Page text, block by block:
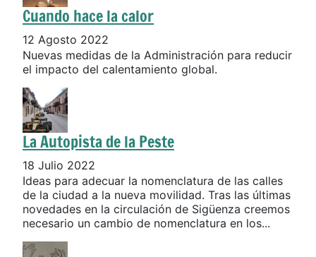
Cuando hace la calor
12 Agosto 2022
Nuevas medidas de la Administración para reducir
el impacto del calentamiento global.
La Autopista de la Peste
18 Julio 2022
Ideas para adecuar la nomenclatura de las calles
de la ciudad a la nueva movilidad. Tras las últimas
novedades en la circulación de Sigüenza creemos
necesario un cambio de nomenclatura en los...